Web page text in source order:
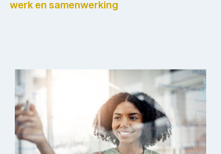
werk en samenwerking